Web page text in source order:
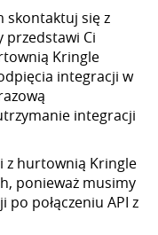
skontaktuj się z
przedstawi Ci
Kringle
integracji w
integracji
z hurtownią Kringle
ponieważ musimy
po połączeniu API z